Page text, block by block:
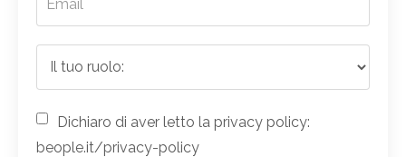
Dichiaro di aver letto la privacy policy:
beople.it/privacy-policy